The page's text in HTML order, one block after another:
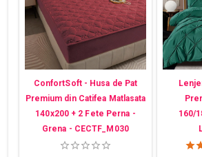
ConfortSoft - Husa de Pat
Premium din Catifea Matlasata
140x200 + 2 Fete Perna -
Grena - CECTF_M030
160/